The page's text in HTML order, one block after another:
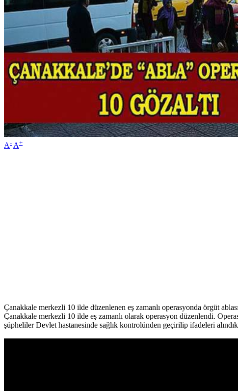
A- A+
Çanakkale merkezli 10 ilde düzenlenen eş zamanlı operasyonda örgüt
Çanakkale merkezli 10 ilde eş zamanlı olarak operasyon düzenlendi.
şüpheliler Devlet hastanesinde sağlık kontrolünden geçirilip ifadeleri